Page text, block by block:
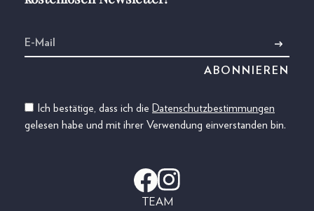
Ich bestätige, dass ich die Datenschutzbestimmungen
gelesen habe und mit ihrer Verwendung einverstanden bin.
TEAM